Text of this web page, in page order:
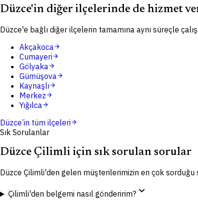
Düzce'in diğer ilçelerinde de hizmet
Düzce'e bağlı diğer ilçelerin tamamına aynı süreçle
Akçakocaarrow_forward
Cumayeriarrow_forward
Gölyakaarrow_forward
Gümüşovaarrow_forward
Kaynaşlıarrow_forward
Merkezarrow_forward
Yığılcaarrow_forward
Düzce’in tüm ilçeleriarrow_forward
Sık Sorulanlar
Düzce Çilimli için sık sorulan sorular
Düzce Çilimli'den gelen müşterilerimizin en çok sorduğu
Çilimli'den belgemi nasıl gönderirim?expand_more